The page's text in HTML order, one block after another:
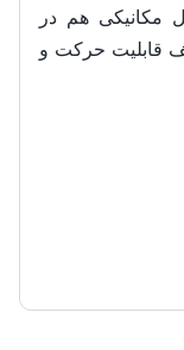
مکانیکی هم در
قابلیت حرکت و